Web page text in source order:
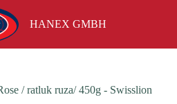
HANEX GMBH
/ ratluk ruza/ 450g - Swisslion